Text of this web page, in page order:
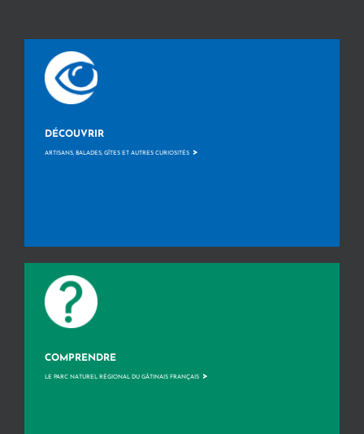
DÉCOUVRIR
ARTISANS, BALADES, GÎTES ET AUTRES CURIOSITÉS >
COMPRENDRE
LE PARC NATUREL RÉGIONAL DU GÂTINAIS FRANÇAIS >